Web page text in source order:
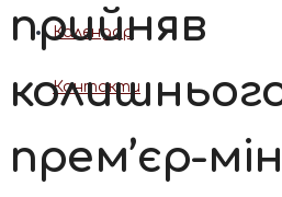
Календар
Контакти
прийняв
прем’єр-